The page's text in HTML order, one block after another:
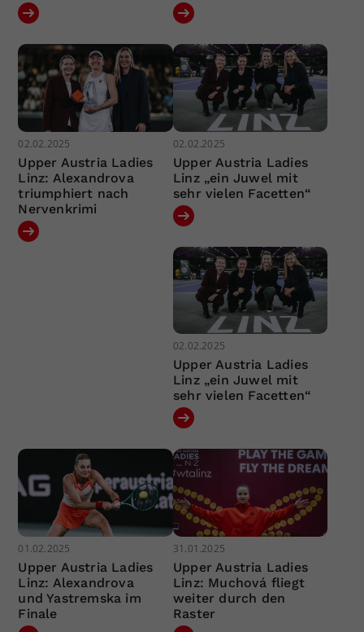
02.02.2025
Upper Austria Ladies
Linz: Alexandrova
triumphiert nach
Nervenkrimi
02.02.2025
Upper Austria Ladies
Linz „ein Juwel mit
sehr vielen Facetten“
02.02.2025
Upper Austria Ladies
Linz „ein Juwel mit
sehr vielen Facetten“
01.02.2025
Upper Austria Ladies
Linz: Alexandrova
und Yastremska im
Finale
31.01.2025
Upper Austria Ladies
Linz: Muchová fliegt
weiter durch den
Raster